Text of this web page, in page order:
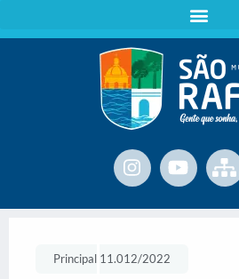
Principal 11.012/2022